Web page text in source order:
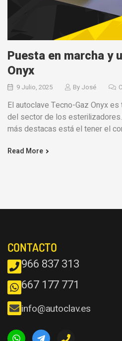
Puesta en marcha y
Onyx
9 Julio, 2025 By José
El autoclave Tecno-Gaz Onyx
del sector de los
más destacas está el tener el
Read More
CONTACTO
966 837 313
667 177 771
info@autoclav.es